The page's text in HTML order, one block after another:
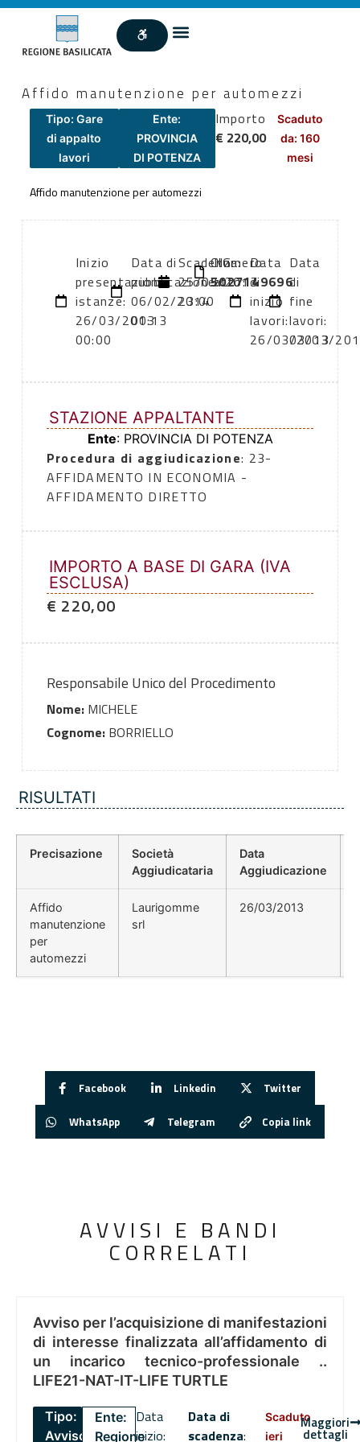
Affido manutenzione per automezzi
Tipo: Gare
di appalto
lavori
Ente:
PROVINCIA
DI POTENZA
Importo
€ 220,00
Scaduto
da: 160
mesi
Affido manutenzione per automezzi
Inizio
presentazione
istanze:
26/03/2013
00:00
Data di
pubblicazione:
06/02/2014
00:13
Scadenza:
25/03/2013
23:00
Numero
atto:
CIG:
5027149696
Data
di
inizio
lavori:
26/03/2013
Data
di
fine
lavori:
03/03/
STAZIONE APPALTANTE
Ente: PROVINCIA DI POTENZA
Procedura di aggiudicazione: 23-
AFFIDAMENTO IN ECONOMIA -
AFFIDAMENTO DIRETTO
IMPORTO A BASE DI GARA (IVA
ESCLUSA)
€ 220,00
Responsabile Unico del Procedimento
Nome:MICHELE
Cognome:BORRIELLO
RISULTATI
Precisazione
Società
Aggiudicataria
Data
Aggiudicazione
Affido
manutenzione
per
automezzi
Laurigomme
srl
26/03/2013
Facebook Linkedin Twitter
WhatsApp Telegram Copia link
AVVISI E BANDI
CORRELATI
Avviso per l’acquisizione di manifestazioni
di interesse finalizzata all’affidamento di
un incarico tecnico-professionale ..
LIFE21-NAT-IT-LIFE TURTLE
Tipo:
Avviso
Ente:
Regione
Data
inizio:
Data di
scadenza:
Scaduto
ieri
Maggiori
dettagli